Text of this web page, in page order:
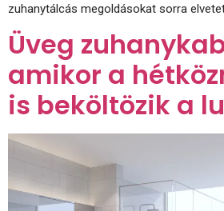
zuhanytálcás megoldásokat sorra
Üveg
amikor a
is beköltözik a